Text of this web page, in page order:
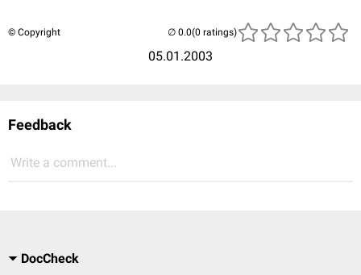
© Copyright
05.01.2003
(0 ratings)
Feedback
Write a comment...
DocCheck